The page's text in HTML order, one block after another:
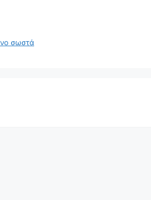
σωστά